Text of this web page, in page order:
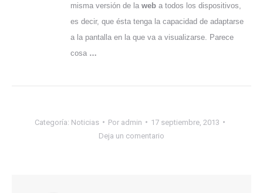
misma versión de la web a todos los dispositivos,
es decir, que ésta tenga la capacidad de adaptarse
a la pantalla en la que va a visualizarse. Parece
cosa …
Categoría: Noticias Por admin
17 septiembre, 2013
Deja un comentario